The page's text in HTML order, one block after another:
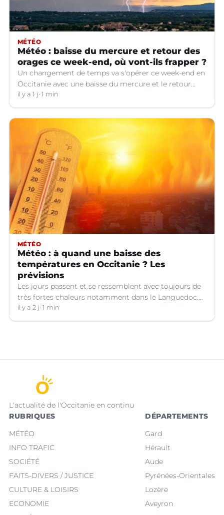
MÉTÉO
Météo : baisse du mercure et retour des
orages ce week-end, où vont-ils frapper ?
Un changement de temps va s'opérer ce week-end en
Occitanie avec une baisse du mercure et le retour
d'orages dans certains départements.
il y a 1 j 1 min
MÉTÉO
Météo : à quand une baisse des
températures en Occitanie ? Les
prévisions
Les jours passent et se ressemblent avec toujours de
très fortes chaleurs notamment dans le Languedoc.
Jusqu’à quand ?
il y a 2 j 1 min
L'actualité de l'Occitanie en continu
RUBRIQUES
MÉTÉO
INFO TRAFIC
SOCIÉTÉ
FAITS-DIVERS / JUSTICE
CULTURE & LOISIRS
ECONOMIE
DÉPARTEMENTS
Gard
Hérault
Aude
Pyrénées-Orientales
Lozère
Aveyron